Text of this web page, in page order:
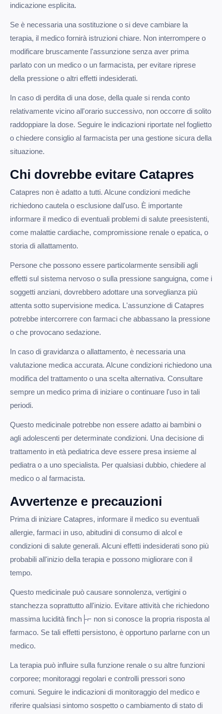
indicazione esplicita.
Se è necessaria una sostituzione o si deve cambiare la
terapia, il medico fornirà istruzioni chiare. Non interrompere o
modificare bruscamente l'assunzione senza aver prima
parlato con un medico o un farmacista, per evitare riprese
della pressione o altri effetti indesiderati.
In caso di perdita di una dose, della quale si renda conto
relativamente vicino all'orario successivo, non occorre di solito
raddoppiare la dose. Seguire le indicazioni riportate nel foglietto
o chiedere consiglio al farmacista per una gestione sicura della
situazione.
Chi dovrebbe evitare Catapres
Catapres non è adatto a tutti. Alcune condizioni mediche
richiedono cautela o esclusione dall'uso. È importante
informare il medico di eventuali problemi di salute preesistenti,
come malattie cardiache, compromissione renale o epatica, o
storia di allattamento.
Persone che possono essere particolarmente sensibili agli
effetti sul sistema nervoso o sulla pressione sanguigna, come i
soggetti anziani, dovrebbero adottare una sorveglianza più
attenta sotto supervisione medica. L'assunzione di Catapres
potrebbe intercorrere con farmaci che abbassano la pressione
o che provocano sedazione.
In caso di gravidanza o allattamento, è necessaria una
valutazione medica accurata. Alcune condizioni richiedono una
modifica del trattamento o una scelta alternativa. Consultare
sempre un medico prima di iniziare o continuare l'uso in tali
periodi.
Questo medicinale potrebbe non essere adatto ai bambini o
agli adolescenti per determinate condizioni. Una decisione di
trattamento in età pediatrica deve essere presa insieme al
pediatra o a uno specialista. Per qualsiasi dubbio, chiedere al
medico o al farmacista.
Avvertenze e precauzioni
Prima di iniziare Catapres, informare il medico su eventuali
allergie, farmaci in uso, abitudini di consumo di alcol e
condizioni di salute generali. Alcuni effetti indesiderati sono più
probabili all'inizio della terapia e possono migliorare con il
tempo.
Questo medicinale può causare sonnolenza, vertigini o
stanchezza soprattutto all'inizio. Evitare attività che richiedono
massima lucidità finch├⌐ non si conosce la propria risposta al
farmaco. Se tali effetti persistono, è opportuno parlarne con un
medico.
La terapia può influire sulla funzione renale o su altre funzioni
corporee; monitoraggi regolari e controlli pressori sono
comuni. Seguire le indicazioni di monitoraggio del medico e
riferire qualsiasi sintomo sospetto o cambiamento di stato di